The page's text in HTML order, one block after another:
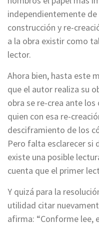
independientemente
construcción y re-
a la obra existir como
lector.
Ahora bien, hasta este
que el autor realiza su
obra se re-crea ante
quien con esa re-
desciframiento de los
Pero falta esclarecer si
existe una posible
cuenta que el primer
Y quizá para la
utilidad citar
afirma: “Conforme lee,